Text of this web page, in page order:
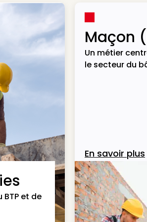
BTP et de
Maçon
Un métier
le secteur du
En savoir plus